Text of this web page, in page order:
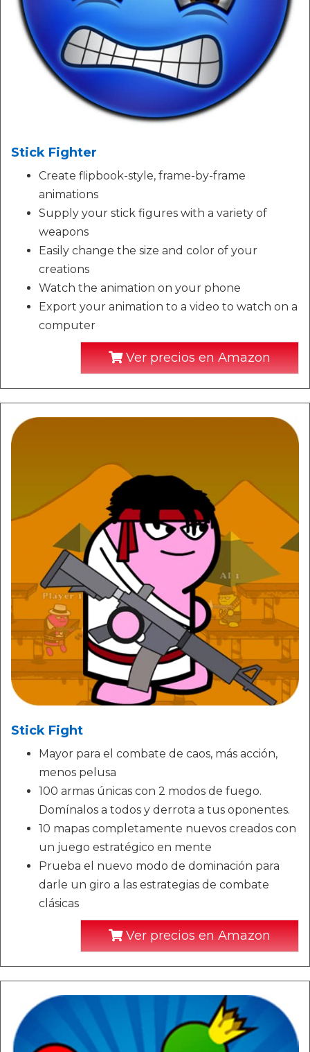
Stick Fighter
Create flipbook-style, frame-by-frame
animations
Supply your stick figures with a variety of
weapons
Easily change the size and color of your
creations
Watch the animation on your phone
Export your animation to a video to watch on a
computer
Ver precios en Amazon
Stick Fight
Mayor para el combate de caos, más acción,
menos pelusa
100 armas únicas con 2 modos de fuego.
Domínalos a todos y derrota a tus oponentes.
10 mapas completamente nuevos creados con
un juego estratégico en mente
Prueba el nuevo modo de dominación para
darle un giro a las estrategias de combate
clásicas
Ver precios en Amazon